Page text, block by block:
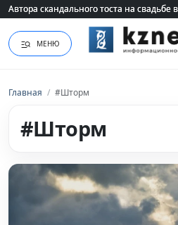
Автора скандального тоста на свадьбе
Автора скандального тоста на свадьбе
МЕНЮ
Главная / #Шторм
#Шторм